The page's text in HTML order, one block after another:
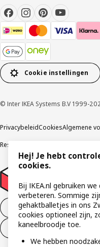
Cookie instellingen
© Inter IKEA Systems B.V 1999-
PrivacybeleidCookiesAlgemene
Responsible Disclosure Program
Aankoop product
Ontbinding van je
Hej! Je hebt
cookies.
Bij IKEA.nl gebruiken
verbeteren. Sommige
gehaktballetjes in ons
cookies optioneel zijn,
kaneelbroodje toe.
We hebben